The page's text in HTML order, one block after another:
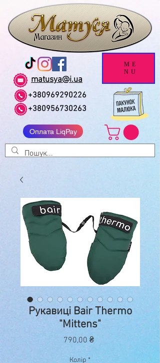
matusya@i.ua
+380969290226
+380956730263
Оплата LiqPay
ME
NU
Рукавиці Bair Thermo
"Mittens"
790,00 ₴Ціна
Колір *